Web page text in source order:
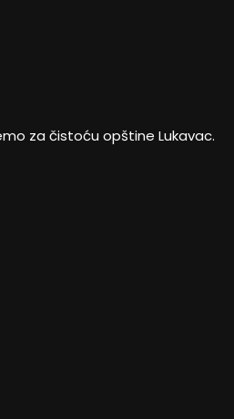
za čistoću opštine Lukavac.